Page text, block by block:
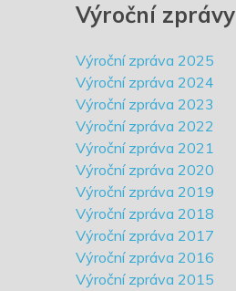
Výroční zprávy
Výroční zpráva 2025
Výroční zpráva 2024
Výroční zpráva 2023
Výroční zpráva 2022
Výroční zpráva 2021
Výroční zpráva 2020
Výroční zpráva 2019
Výroční zpráva 2018
Výroční zpráva 2017
Výroční zpráva 2016
Výroční zpráva 2015